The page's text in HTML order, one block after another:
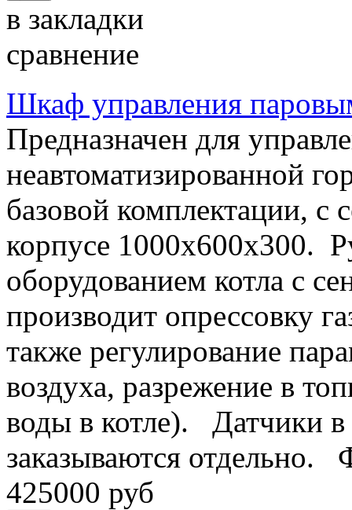
в закладки
сравнение
Шкаф управления
Предназначен для
неавтоматизированной
базовой комплектации, с
корпусе 1000х600х300.
оборудованием котла с
производит опрессовку
также регулирование
воздуха, разрежение в
воды в котле). Датчики в
заказываются отдельно.
425000 руб